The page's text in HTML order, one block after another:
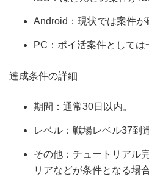
Android：現状では案件が
PC：ポイ活案件としては
達成条件の詳細
期間：通常30日以内。
レベル：戦場レベル37到
その他：チュートリアル
リアなどが条件となる場